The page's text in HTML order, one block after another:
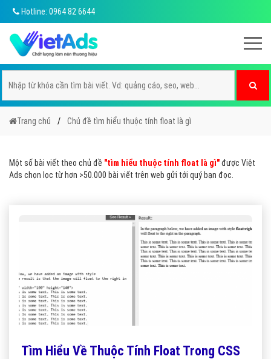
Hotline: 0964 82 6644
Trang chủ Chủ đề tìm hiểu thuộc tính float là gì
Một số bài viết theo chủ đề "tìm hiểu thuộc tính float là gì"được Việt
Ads chọn lọc từ hơn >50.000 bài viết trên web gửi tới quý bạn đọc.
Tìm Hiểu Về Thuộc Tính Float Trong CSS